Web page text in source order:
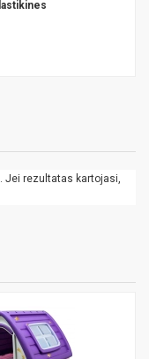
Jei rezultatas kartojasi,